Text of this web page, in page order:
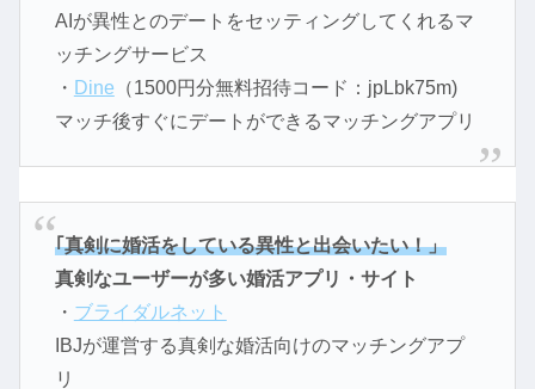
AIが異性とのデートをセッティングしてくれるマ
ッチングサービス
・ Dine （1500円分無料招待コード：jpLbk75m)
マッチ後すぐにデートができるマッチングアプリ
｢真剣に婚活をしている異性と出会いたい！」
真剣なユーザーが多い婚活アプリ・サイト
・ ブライダルネット
IBJが運営する真剣な婚活向けのマッチングアプ
リ